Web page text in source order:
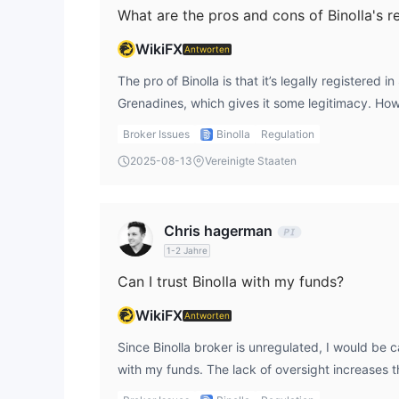
Ein- und Auszahlung
What are the pros and cons of Binolla's
WikiFXAntworten
The pro of Binolla is that it’s legally registered
Grenadines, which gives it some legitimacy.
unregulated status, which means no
secure with a fully regulated broker.
Broker Issues Binolla
Regulation
2025-08-13
Vereinigte Staaten
Chris hagerman
1-2 Jahre
Can I trust Binolla with my funds?
WikiFXAntworten
Since Binolla broker is unregulated, I would be
with my funds. The lack of oversight increases
prefer to trade with brokers that are fully